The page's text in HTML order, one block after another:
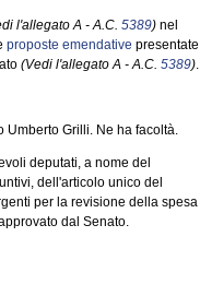
l'allegato A - A.C. 5389) nel
proposte emendative presentate
(Vedi l'allegato A - A.C. 5389).
Umberto Grilli. Ne ha facoltà.
deputati, a nome del
dell'articolo unico del
per la revisione della spesa
dal Senato.